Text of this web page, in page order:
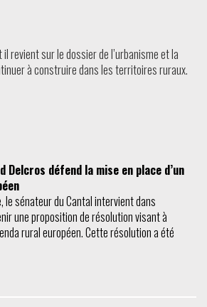
revient sur le dossier de l’urbanisme et la
à construire dans les territoires ruraux.
défend la mise en place d’un
le sénateur du Cantal intervient dans
une proposition de résolution visant à
rural européen. Cette résolution a été